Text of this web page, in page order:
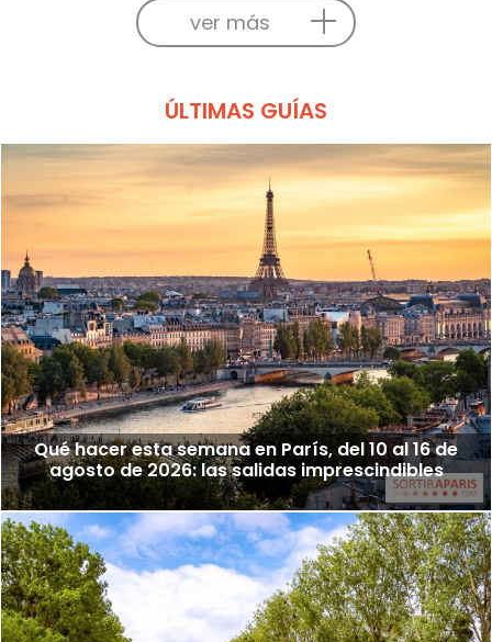
ver más
ÚLTIMAS GUÍAS
Qué hacer esta semana en París, del 10 al 16 de
agosto de 2026: las salidas imprescindibles